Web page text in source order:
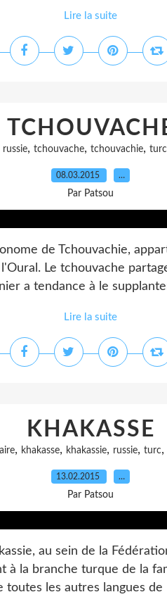
Lire la suite
russie, tchouvache, tchouvachie, turc
08.03.2015 …
Par Patsou
de Tchouvachie,
Le tchouvache
a tendance à le
Lire la suite
KHAKASSE
, khakasse, khakassie, russie, turc,
13.02.2015 …
Par Patsou
au sein de la
à la branche turque de la
les autres langues de